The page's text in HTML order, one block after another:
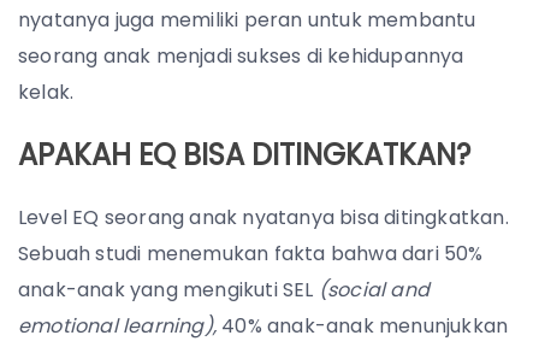
nyatanya juga memiliki peran untuk membantu
seorang anak menjadi sukses di kehidupannya
kelak.
APAKAH EQ BISA DITINGKATKAN?
Level EQ seorang anak nyatanya bisa ditingkatkan.
Sebuah studi menemukan fakta bahwa dari 50%
anak-anak yang mengikuti SEL (social and
emotional learning), 40% anak-anak menunjukkan